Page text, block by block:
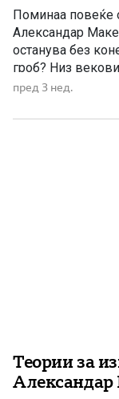
Поминаа повеќе
Александар
останува без
гроб? Низ
претпоставки.
Александрија во
пред 3 нед.
Теории за